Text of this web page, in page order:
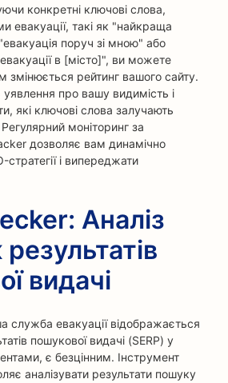
конкретні ключові слова,
евакуації, такі як "найкраща
поруч зі мною" або
в [місто]", ви можете
змінюється рейтинг вашого сайту.
про вашу видимість і
які ключові слова залучають
моніторинг за
дозволяє вам динамічно
стратегії і випереджати
Аналіз
видачі
служба евакуації відображається
пошукової видачі (SERP) у
є безцінним. Інструмент
аналізувати результати пошуку